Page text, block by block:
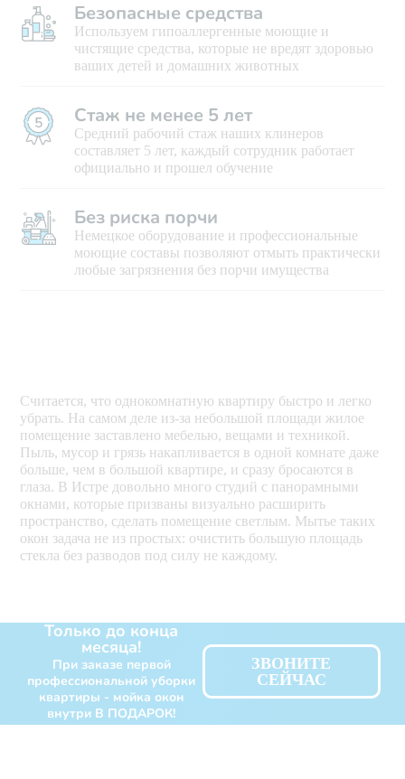
Безопасные средства
Используем гипоаллергенные моющие и
чистящие средства, которые не вредят здоровью
ваших детей и домашних животных
Стаж не менее 5 лет
Средний рабочий стаж наших клинеров
составляет 5 лет, каждый сотрудник работает
официально и прошел обучение
Без риска порчи
Немецкое оборудование и профессиональные
моющие составы позволяют отмыть практически
любые загрязнения без порчи имущества
Считается, что однокомнатную квартиру быстро и легко
убрать. На самом деле из-за небольшой площади жилое
помещение заставлено мебелью, вещами и техникой.
Пыль, мусор и грязь накапливается в одной комнате даже
больше, чем в большой квартире, и сразу бросаются в
глаза. В Истре довольно много студий с панорамными
окнами, которые призваны визуально расширить
пространство, сделать помещение светлым. Мытье таких
окон задача не из простых: очистить большую площадь
стекла без разводов под силу не каждому.
Только до конца
месяца!
При заказе первой
профессиональной уборки
квартиры - мойка окон
внутри В ПОДАРОК!
ЗВОНИТЕ
СЕЙЧАС